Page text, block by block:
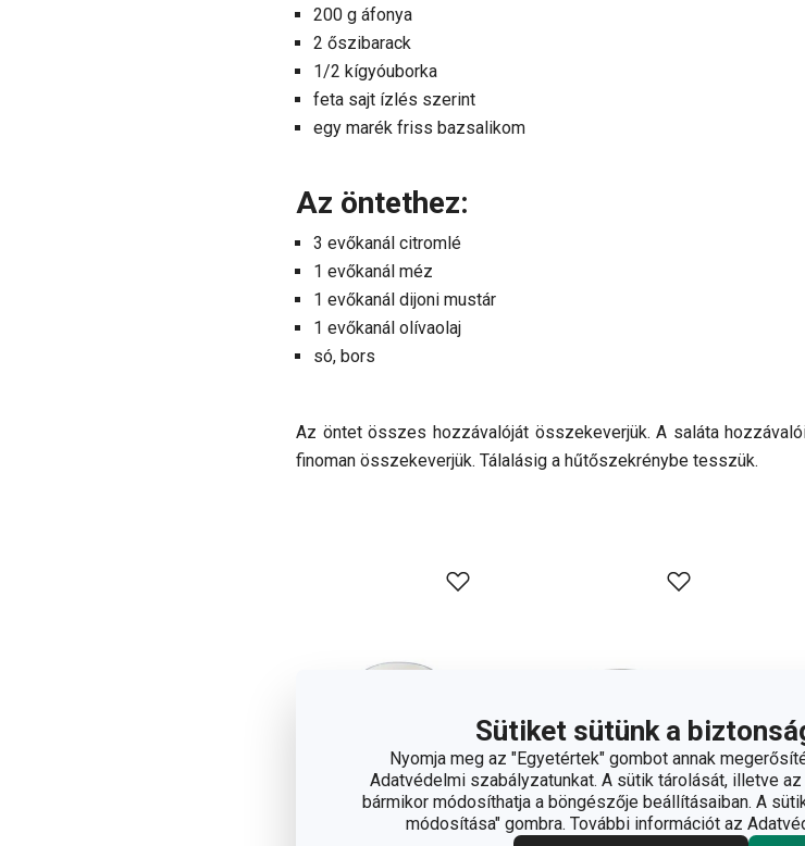
Sütiket sütünk a
Nyomja meg az "Egyetértek" gombot annak
Adatvédelmi szabályzatunkat. A sütik tárolását, illetve
bármikor módosíthatja a böngészője beállításaiban. A
módosítása" gombra. További információt az
200 g áfonya
2 őszibarack
1/2 kígyóuborka
feta sajt ízlés szerint
egy marék friss bazsalikom
Az öntethez:
3 evőkanál citromlé
1 evőkanál méz
1 evőkanál dijoni mustár
1 evőkanál olívaolaj
só, bors
Az öntet összes hozzávalóját összekeverjük. A saláta
finoman összekeverjük. Tálalásig a hűtőszekrénybe tesszük.